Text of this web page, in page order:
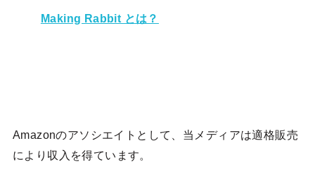
Making Rabbit とは？
Amazonのアソシエイトとして、当メディアは適格販売
により収入を得ています。